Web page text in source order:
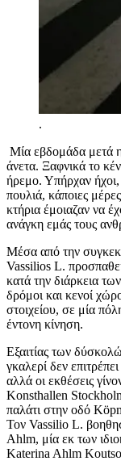
.
Μία εβδομάδα μετά
άνετα. Ξαφνικά το
ήρεμο. Υπήρχαν
πουλιά, κάποιες
κτήρια έμοιαζαν να
ανάγκη εμάς τους
Μέσα από την
Vassilios L.
κατά την διάρκεια
δρόμοι και κενοί
στοιχείου, σε μία
έντονη κίνηση.
Εξαιτίας των
γκαλερί δεν
αλλά οι εκθέσεις
Konsthallen
παλάτι στην οδό Kö
Τον Vassilio L.
Ahlm, μία εκ των
Katerina Ahlm